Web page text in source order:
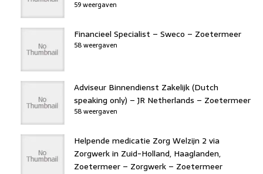
59 weergaven
Financieel Specialist – Sweco – Zoetermeer
58 weergaven
Adviseur Binnendienst Zakelijk (Dutch
speaking only) – JR Netherlands – Zoetermeer
58 weergaven
Helpende medicatie Zorg Welzijn 2 via
Zorgwerk in Zuid-Holland, Haaglanden,
Zoetermeer – Zorgwerk – Zoetermeer